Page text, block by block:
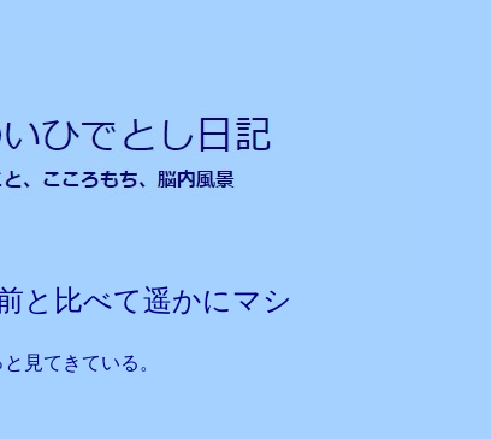
比べて遥かにマシ
見てきている。